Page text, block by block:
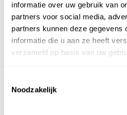
informatie over uw gebruik van
partners voor social media,
partners kunnen deze gegevens
informatie die u aan ze heeft
verzameld op basis van uw
Noodzakelijk